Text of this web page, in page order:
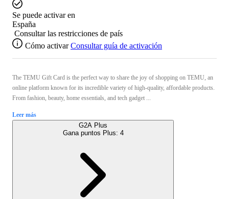
Se puede activar en
España
Consultar las restricciones de país
Cómo activar Consultar guía de activación
The TEMU Gift Card is the perfect way to share the joy of shopping on TEMU, an
online platform known for its incredible variety of high-quality, affordable products.
From fashion, beauty, home essentials, and tech gadget ...
Leer más
G2A Plus
Gana puntos Plus: 4